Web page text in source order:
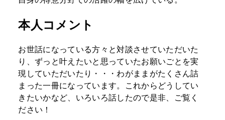
本人コメント
お世話になっている方々と対談させていただいた
り、ずっと叶えたいと思っていたお願いごとを実
現していただいたり・・・わがままがたくさん詰
まった一冊になっています。これからどうしてい
きたいかなど、いろいろ話したので是非、ご覧く
ださい！